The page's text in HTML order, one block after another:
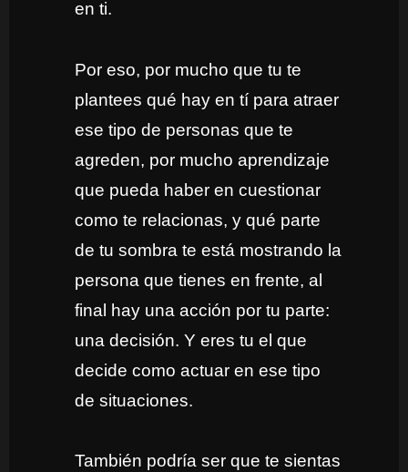
en ti.
Por eso, por mucho que tu te
plantees qué hay en tí para atraer
ese tipo de personas que te
agreden, por mucho aprendizaje
que pueda haber en cuestionar
como te relacionas, y qué parte
de tu sombra te está mostrando la
persona que tienes en frente, al
final hay una acción por tu parte:
una decisión. Y eres tu el que
decide como actuar en ese tipo
de situaciones.
También podría ser que te sientas